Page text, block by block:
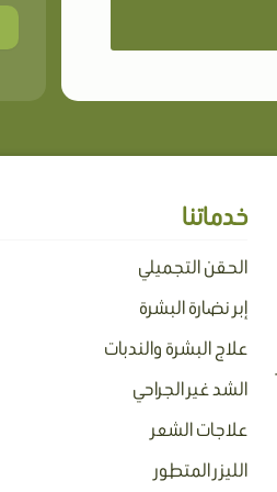
خدماتنا
الحقن التجميلي
إبر نضارة البشرة
علاج البشرة والندبات
الشد غير الجراحي
علاجات الشعر
الليزر المتطور